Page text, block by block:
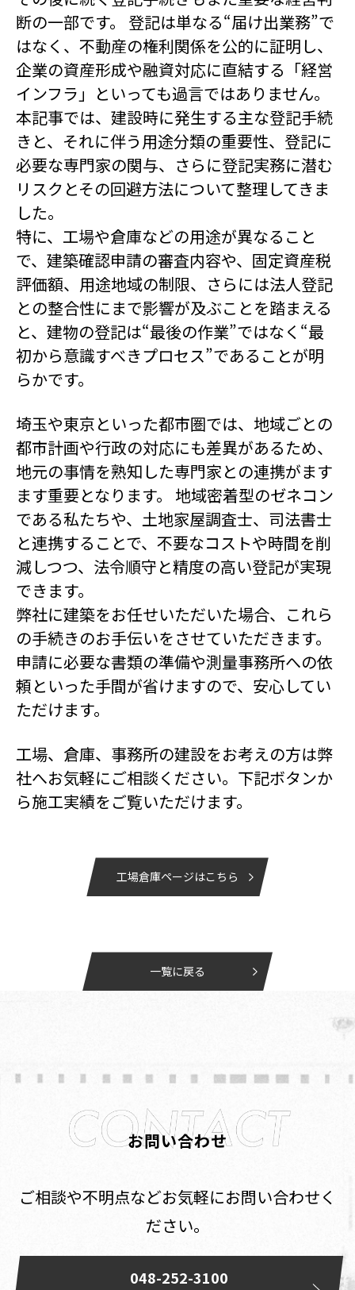
断の一部です。 登記は単なる“届け出業務”で
はなく、不動産の権利関係を公的に証明し、
企業の資産形成や融資対応に直結する「経営
インフラ」といっても過言ではありません。
本記事では、建設時に発生する主な登記手続
きと、それに伴う用途分類の重要性、登記に
必要な専門家の関与、さらに登記実務に潜む
リスクとその回避方法について整理してきま
した。
特に、工場や倉庫などの用途が異なること
で、建築確認申請の審査内容や、固定資産税
評価額、用途地域の制限、さらには法人登記
との整合性にまで影響が及ぶことを踏まえる
と、建物の登記は“最後の作業”ではなく“最
初から意識すべきプロセス”であることが明
らかです。
埼玉や東京といった都市圏では、地域ごとの
都市計画や行政の対応にも差異があるため、
地元の事情を熟知した専門家との連携がます
ます重要となります。 地域密着型のゼネコン
である私たちや、土地家屋調査士、司法書士
と連携することで、不要なコストや時間を削
減しつつ、法令順守と精度の高い登記が実現
できます。
弊社に建築をお任せいただいた場合、これら
の手続きのお手伝いをさせていただきます。
申請に必要な書類の準備や測量事務所への依
頼といった手間が省けますので、安心してい
ただけます。
工場、倉庫、事務所の建設をお考えの方は弊
社へお気軽にご相談ください。下記ボタンか
ら施工実績をご覧いただけます。
工場倉庫ページはこちら
一覧に戻る
お問い合わせ
ご相談や不明点などお気軽にお問い合わせく
ださい。
048-252-3100